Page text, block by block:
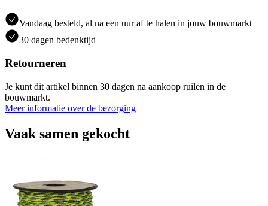
Vandaag besteld, al na een uur af te halen in jouw bouwmarkt
30 dagen bedenktijd
Retourneren
Je kunt dit artikel binnen 30 dagen na aankoop ruilen in de
bouwmarkt.
Meer informatie over de bezorging
Vaak samen gekocht